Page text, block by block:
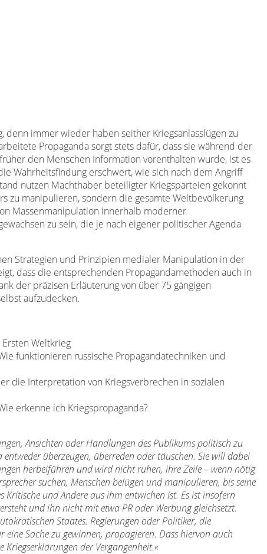
denn immer wieder haben seither Kriegsanlasslügen zu
Propaganda sorgt stets dafür, dass sie während der
den Menschen Information vorenthalten wurde, ist es
Wahrheitsfindung erschwert, wie sich nach dem Angriff
nutzen Machthaber beteiligter Kriegsparteien gekonnt
zu manipulieren, sondern die gesamte Weltbevölkerung
Massenmanipulation innerhalb moderner
zu sein, die je nach eigener politischer Agenda
Strategien und Prinzipien medialer Manipulation in der
dass die entsprechenden Propagandamethoden auch in
der präzisen Erläuterung von über 75 gängigen
aufzudecken.
Weltkrieg
funktionieren russische Propagandatechniken und
die Interpretation von Kriegsverbrechen in sozialen
erkenne ich Kriegspropaganda?
Ansichten oder Handlungen des Publikums politisch zu
überzeugen, überreden oder täuschen. Sie will dabei
herbeiführen und wird nicht ruhen, ihre Zeile – wenn nötig
suchen, Menschen belügen und manipulieren, bis seine
und Andere aus ihm entwichen ist. Es ist insofern
und ihn nicht mit etwa PR oder Werbung gleichsetzt.
Staates. Regierungen oder Politiker, die
Sache zu gewinnen, propagieren. Dass hiervon auch
der Vergangenheit.«